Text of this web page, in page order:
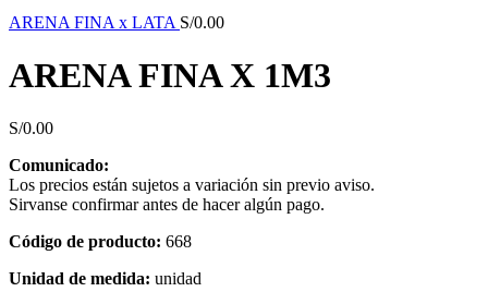
ARENA FINA x LATA S/0.00
ARENA FINA X 1M3
S/0.00
Comunicado:
Los precios están sujetos a variación sin previo aviso.
Sirvanse confirmar antes de hacer algún pago.
Código de producto: 668
Unidad de medida: unidad